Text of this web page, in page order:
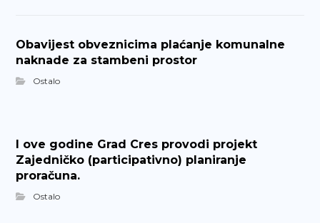
Obavijest obveznicima plaćanje komunalne
naknade za stambeni prostor
Ostalo
I ove godine Grad Cres provodi projekt
Zajedničko (participativno) planiranje
proračuna.
Ostalo